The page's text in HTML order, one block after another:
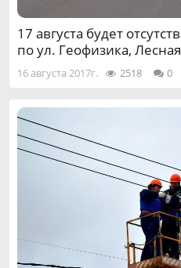
17 августа будет
по ул. Геофизика,
16 августа 2017г. 2518 0